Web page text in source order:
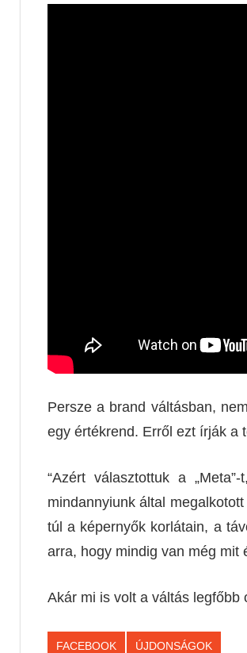
Persze a brand váltásban,
egy értékrend. Erről ezt írják a
“Azért választottuk a
mindannyiunk által
túl a képernyők korlátain, a
arra, hogy mindig van még mit
Akár mi is volt a váltás legfőbb
FACEBOOK ÚJDONSÁGOK